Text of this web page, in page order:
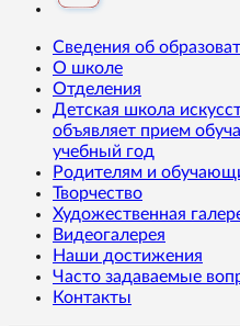
Сведения об
О школе
Отделения
Детская школа
объявляет прием
учебный год
Родителям и
Творчество
Художественная
Видеогалерея
Наши достижения
Часто задаваемые
Контакты